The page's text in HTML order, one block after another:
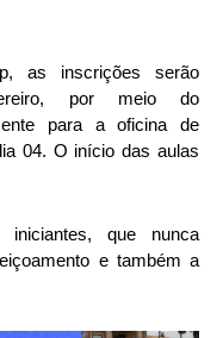
as inscrições serão
por meio do
para a oficina de
04. O início das aulas
iniciantes, que nunca
e também a